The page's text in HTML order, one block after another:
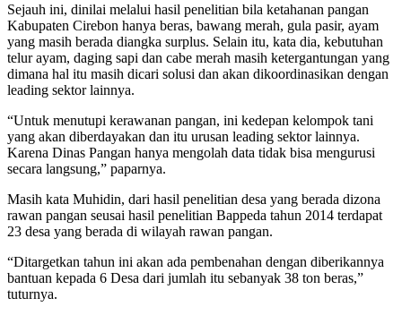
Sejauh ini, dinilai melalui hasil penelitian bila ketahanan pangan
Kabupaten Cirebon hanya beras, bawang merah, gula pasir, ayam
yang masih berada diangka surplus. Selain itu, kata dia, kebutuhan
telur ayam, daging sapi dan cabe merah masih ketergantungan yang
dimana hal itu masih dicari solusi dan akan dikoordinasikan dengan
leading sektor lainnya.
“Untuk menutupi kerawanan pangan, ini kedepan kelompok tani
yang akan diberdayakan dan itu urusan leading sektor lainnya.
Karena Dinas Pangan hanya mengolah data tidak bisa mengurusi
secara langsung,” paparnya.
Masih kata Muhidin, dari hasil penelitian desa yang berada dizona
rawan pangan seusai hasil penelitian Bappeda tahun 2014 terdapat
23 desa yang berada di wilayah rawan pangan.
“Ditargetkan tahun ini akan ada pembenahan dengan diberikannya
bantuan kepada 6 Desa dari jumlah itu sebanyak 38 ton beras,”
tuturnya.